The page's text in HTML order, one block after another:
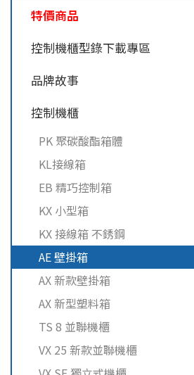
特價商品
控制機櫃型錄下載專區
品牌故事
控制機櫃
PK 聚碳酸酯箱體
KL接線箱
EB 精巧控制箱
KX 小型箱
KX 接線箱 不銹鋼
AE 壁掛箱
AX 新款壁掛箱
AX 新型塑料箱
TS 8 並聯機櫃
VX 25 新款並聯機櫃